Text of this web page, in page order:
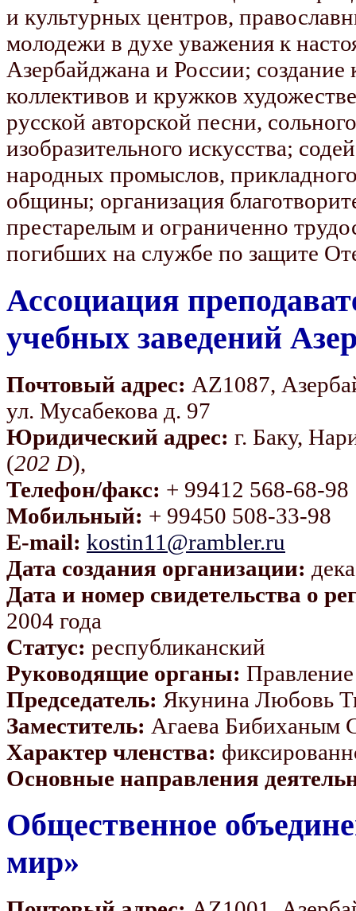
и культурных центров,
молодежи в духе уважения к
Азербайджана и России; создание
коллективов и кружков
русской авторской песни,
изобразительного искусства;
народных промыслов,
общины; организация
престарелым и ограниченно
погибших на службе по защите
Ассоциация
учебных заведений
Почтовый адрес: AZ1087,
ул. Мусабекова д. 97
Юридический адрес: г. Баку,
(202 D),
Телефон/факс: +
Мобильный: + 99450 508-33-98
E-mail: kostin11@rambler.ru
Дата создания организации:
Дата и номер свидетельства о
2004 года
Статус: республиканский
Руководящие органы:
Председатель: Якунина Любовь
Заместитель: Агаева Бибиханым
Характер членства:
Основные направления
Общественное
мир»